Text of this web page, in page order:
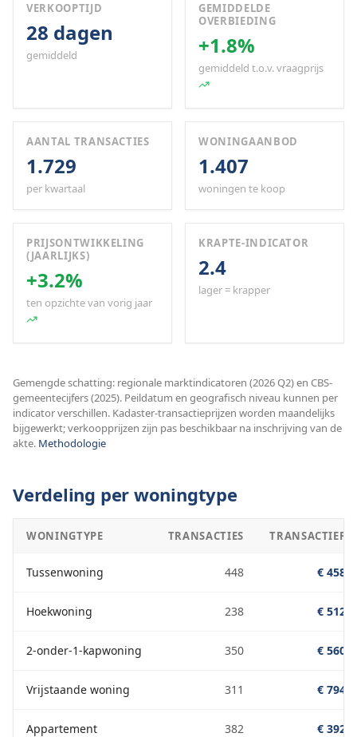
VERKOOPTIJD
28 dagen
gemiddeld
GEMIDDELDE
OVERBIEDING
+1.8%
gemiddeld t.o.v. vraagprijs
AANTAL TRANSACTIES
1.729
per kwartaal
WONINGAANBOD
1.407
woningen te koop
PRIJSONTWIKKELING
(JAARLIJKS)
+3.2%
ten opzichte van vorig jaar
KRAPTE-INDICATOR
2.4
lager = krapper
Gemengde schatting: regionale marktindicatoren (2026 Q2) en CBS-
gemeentecijfers (2025). Peildatum en geografisch niveau kunnen per
indicator verschillen. Kadaster-transactieprijzen worden maandelijks
bijgewerkt; verkoopprijzen zijn pas beschikbaar na inschrijving van de
akte. Methodologie
Verdeling per woningtype
WONINGTYPE TRANSACTIES
Tussenwoning 448 €
Hoekwoning 238 €
2-onder-1-kapwoning 350 €
Vrijstaande woning 311 €
Appartement 382 €